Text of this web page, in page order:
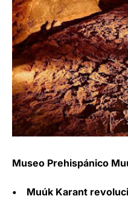
Museo Prehispánico
• Muúk Karant